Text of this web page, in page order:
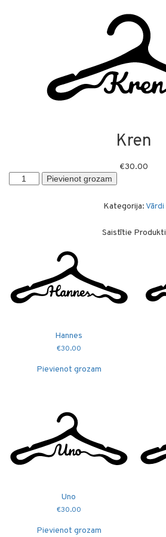
Kren
€30.00
Kren
daudzums
Pievienot grozam
Kategorija:Vārdi
Saistītie Produkti
Hannes
€30.00
Pievienot grozam
Uno
€30.00
Pievienot grozam